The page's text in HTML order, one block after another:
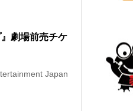
劇場​前売チケ
Japan